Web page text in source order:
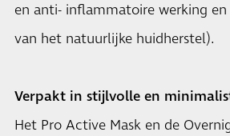
en anti- inflammatoire werking
van het natuurlijke huidherstel).
Verpakt in stijlvolle en
Het Pro Active Mask en de